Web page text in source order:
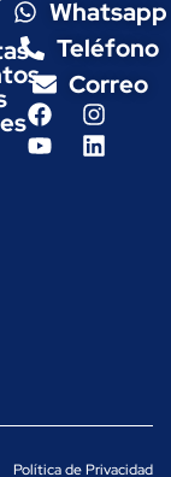
Whatsapp
Teléfono
Correo
Política de Privacidad